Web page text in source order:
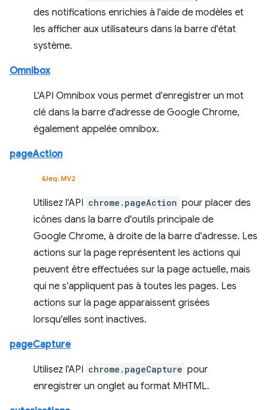
des notifications enrichies à l'aide de modèles et
les afficher aux utilisateurs dans la barre d'état
système.
Omnibox
L'API Omnibox vous permet d'enregistrer un mot
clé dans la barre d'adresse de Google Chrome,
également appelée omnibox.
pageAction
&leq; MV2
Utilisez l'API chrome.pageAction pour placer des
icônes dans la barre d'outils principale de
Google Chrome, à droite de la barre d'adresse. Les
actions sur la page représentent les actions qui
peuvent être effectuées sur la page actuelle, mais
qui ne s'appliquent pas à toutes les pages. Les
actions sur la page apparaissent grisées
lorsqu'elles sont inactives.
pageCapture
Utilisez l'API chrome.pageCapture pour
enregistrer un onglet au format MHTML.